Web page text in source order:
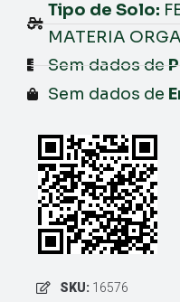
Tipo de Solo:
MATERIA
Sem dados de
Sem dados de
SKU: 16576